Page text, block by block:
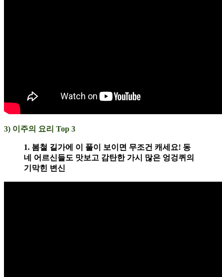
3) 이주의 요리 Top 3
1. 봄철 길가에 이 풀이 보이면 무조건 캐세요! 동
네 어르신들도 맛보고 감탄한 가시 많은 엉겅퀴의
기막힌 변신